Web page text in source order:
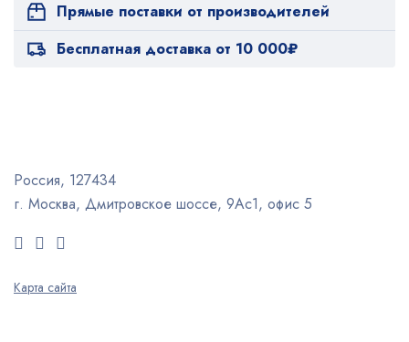
Прямые поставки от производителей
Бесплатная доставка от 10 000₽
Россия, 127434
г. Москва, Дмитровское шоссе, 9Ас1, офис 5
Карта сайта